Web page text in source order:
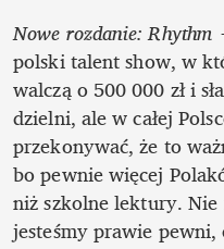
Nowe rozdanie:
polski talent show, w
walczą o 500 000 zł i
dzielni, ale w całej
przekonywać, że to
bo pewnie więcej
niż szkolne lektury.
jesteśmy prawie pewni,